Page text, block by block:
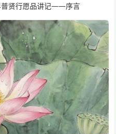
普贤行愿品讲记——序言